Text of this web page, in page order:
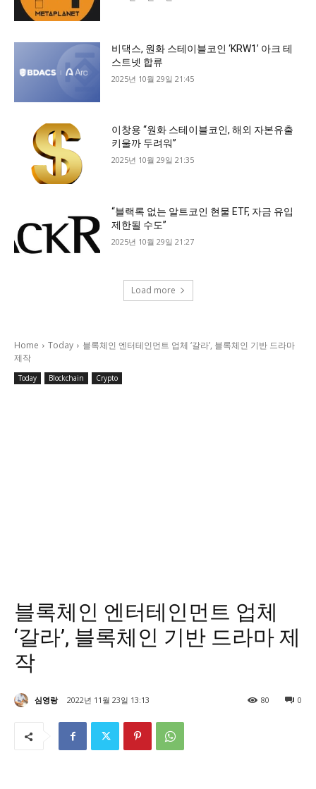
비댁스, 원화 스테이블코인 ‘KRW1’ 아크 테
스트넷 합류
2025년 10월 29일 21:45
이창용 “원화 스테이블코인, 해외 자본유출
키울까 두려워”
2025년 10월 29일 21:35
“블랙록 없는 알트코인 현물 ETF, 자금 유입
제한될 수도”
2025년 10월 29일 21:27
Load more